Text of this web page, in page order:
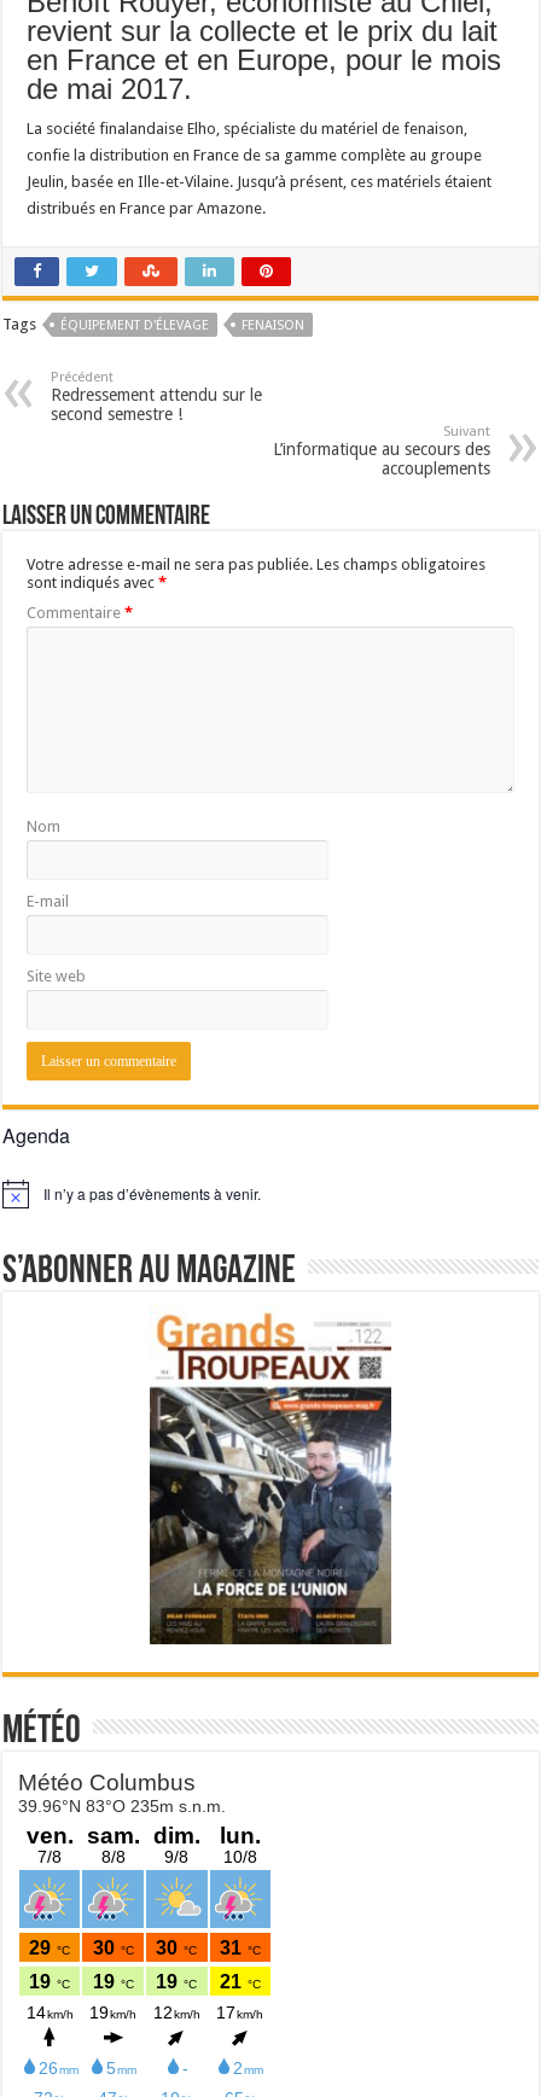
Un été fructueux pour Lactalis
revient sur la collecte et le prix du lait
en France et en Europe, pour le mois
de mai 2017.
La société finalandaise Elho, spécialiste du matériel de fenaison,
confie la distribution en France de sa gamme complète au groupe
Jeulin, basée en Ille-et-Vilaine. Jusqu’à présent, ces matériels étaient
distribués en France par Amazone.
Tags ÉQUIPEMENT D'ÉLEVAGE FENAISON
Précédent
Redressement attendu sur le
second semestre !
Suivant
L’informatique au secours des
accouplements
Laisser un commentaire
Votre adresse e-mail ne sera pas publiée. Les champs obligatoires
sont indiqués avec*
Commentaire*
Nom
E-mail
Site web
Agenda
Notice Il n’y a pas d’évènements à venir.
S’abonner au magazine
Météo